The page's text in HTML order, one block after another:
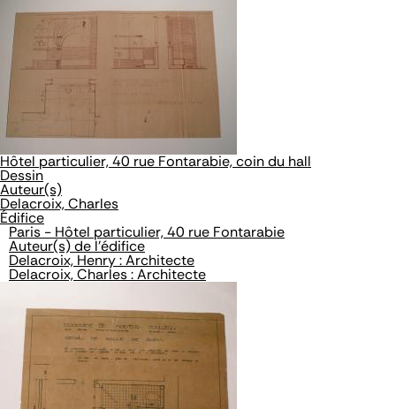
Hôtel particulier, 40 rue Fontarabie, coin du hall
Dessin
Auteur(s)
Delacroix, Charles
Édifice
Paris - Hôtel particulier, 40 rue Fontarabie
Auteur(s) de l'édifice
Delacroix, Henry : Architecte
Delacroix, Charles : Architecte